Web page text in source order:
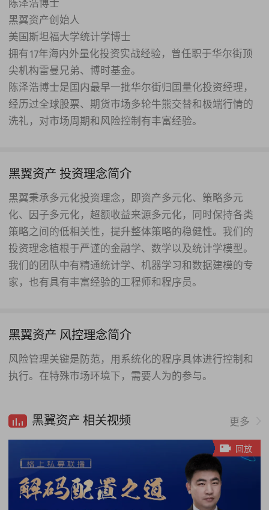
陈泽浩博士
黑翼资产创始人
美国斯坦福大学统计学博士
拥有17年海内外量化投资实战经验，曾任职于华尔街顶
尖机构雷曼兄弟、博时基金。
陈泽浩博士是国内最早一批华尔街归国量化投资经理，
经历过全球股票、期货市场多轮牛熊交替和极端行情的
洗礼，对市场周期和风险控制有丰富经验。
黑翼资产 投资理念简介
黑翼秉承多元化投资理念，即资产多元化、策略多元
化、因子多元化，超额收益来源多元化，同时保持各类
策略之间的低相关性，提升整体策略的稳健性。我们的
投资理念植根于严谨的金融学、数学以及统计学模型。
我们的团队中有精通统计学、机器学习和数据建模的专
家，也有具有丰富经验的工程师和程序员。
黑翼资产 风控理念简介
风险管理关键是防范，用系统化的程序具体进行控制和
执行。在特殊市场环境下，需要人为的参与。
黑翼资产 相关视频 更多
回放